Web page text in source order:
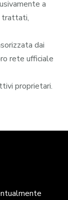
a
trattati,
dai
rete ufficiale
proprietari.